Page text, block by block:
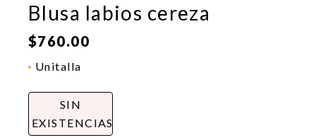
Blusa labios cereza
$760.00
Unitalla
SIN
EXISTENCIAS